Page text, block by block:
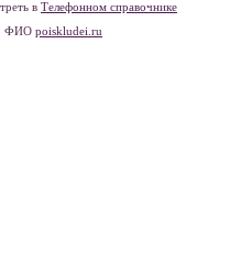
в Телефонном справочнике
ФИО poiskludei.ru